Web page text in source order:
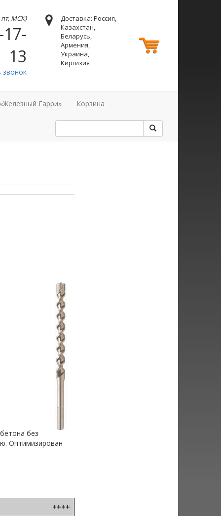
пт, МСК)
13
звонок
Доставка: Россия,
Казахстан,
Беларусь,
Армения,
Украина,
Киргизия
Гарри» Корзина
без
Оптимизирован
++++